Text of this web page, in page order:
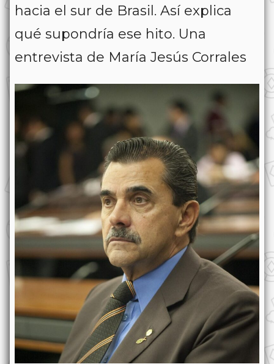
hacia el sur de Brasil. Así explica
qué supondría ese hito. Una
entrevista de María Jesús Corrales